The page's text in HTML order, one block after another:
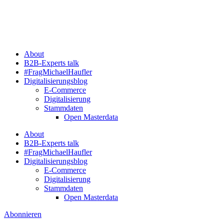
About
B2B-Experts talk
#FragMichaelHaufler
Digitalisierungsblog
E-Commerce
Digitalisierung
Stammdaten
Open Masterdata
About
B2B-Experts talk
#FragMichaelHaufler
Digitalisierungsblog
E-Commerce
Digitalisierung
Stammdaten
Open Masterdata
Abonnieren